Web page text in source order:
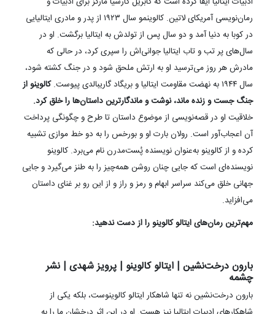
رمان‌نویسی آمریکای لاتین. کالوینمو سال ۱۹۲۳ از پدر و مادری ایتالیایی
در کوبا به دنیا آمد و دو سال پس از تولدش به ایتالیا برگشت. او در
سال‌های پر تب و تاب ایتالیا جوانی‌اش را سپری کرد، در حالی که
مادرش هر روز می‌ترسید او به ارتش ملحق شود و در جنگ کشته شود،
سال ۱۹۴۴ به نهضت مقاومت ایتالیا و بریگاد گاریبالدی پیوست.
کالوینو از
جنگ جست و زنده ماند، نوشت و ماندگارترین داستان‌ها را خلق کرد.
خلاقیت او در قصه‌نویسی از موضوع داستان تا طرح و چگونگی پرداخت
آن اعجاب‌آور است. رولان بارت او و بورخس را به دو خط موازی تشبیه
کرده و از کالوینو به‌عنوان نویسنده پُست‌مدرن نام می‌برد. کالوینو
نویسنده‌ای است که جایی چنان روشن همه‌چیز را به طنز می‌گیرد و جایی
جهانی خلق می‌کند سراسر ابهام و رمز و راز و از این رو بر غنای داستان
می‌افزاید.
مهم‌ترین رمان‌های ایتالو کالوینو را از دست ندهید:
بارون درخت‌نشین | ایتالو کالوینو | پرویز شهدی | نشر
چشمه
بارون درخت‌نشین نه تنها شاهکار ایتالو کالوینوست، بلکه یکی از